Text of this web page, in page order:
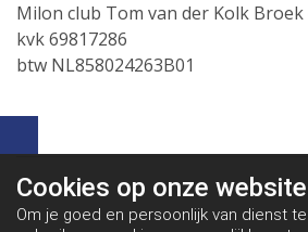
Milon club Tom van der Kolk
kvk 69817286
btw NL858024263B01
Cookies op onze website
Om je goed en persoonlijk van dienst